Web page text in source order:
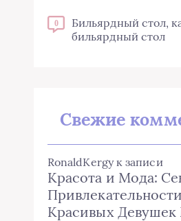
0
Бильярдный стол,
бильярдный стол
Свежие
RonaldKergyк записи
Красота и Мода:
Красивых